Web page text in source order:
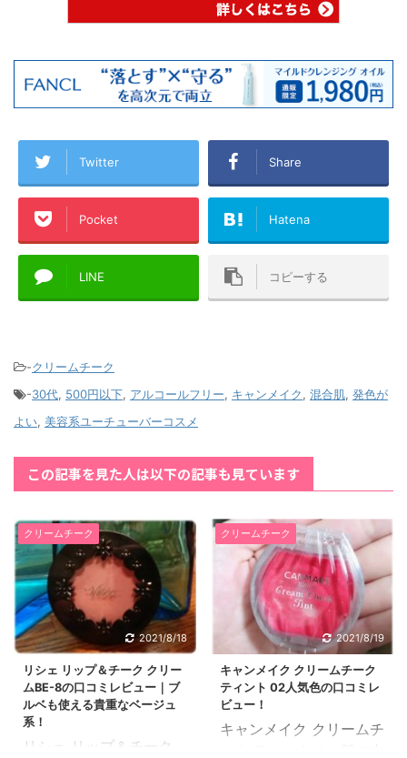
Twitter Share
Pocket Hatena
LINE コピーする
-クリームチーク
-30代, 500円以下, アルコールフリー, キャンメイク, 混合肌, 発色が
よい, 美容系ユーチューバーコスメ
この記事を見た人は以下の記事も見ています
クリームチーク
2021/8/18
リシェ リップ＆チーク クリー
ムBE-8の口コミレビュー｜ブ
ルベも使える貴重なベージュ
系！
リシェ リップ＆チーク
クリームチーク
2021/8/19
キャンメイク クリームチーク
ティント 02人気色の口コミレ
ビュー！
キャンメイク クリームチ